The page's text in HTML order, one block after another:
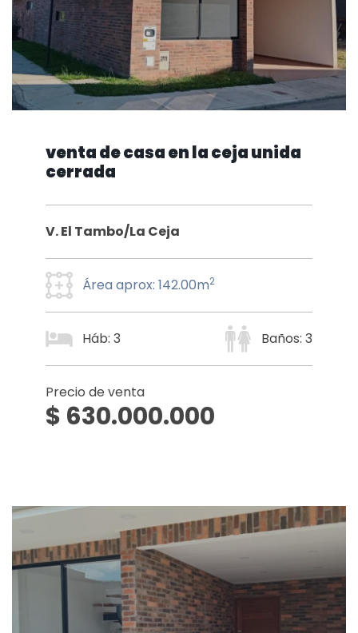
venta de casa en la ceja unida
cerrada
V. El Tambo/La Ceja
Área aprox: 142.00m2
Háb: 3 Baños: 3
Precio de venta
$ 630.000.000